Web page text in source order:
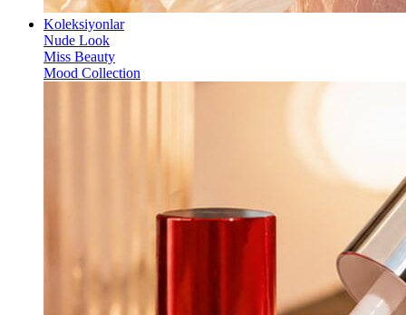
Koleksiyonlar
Nude Look
Miss Beauty
Mood Collection